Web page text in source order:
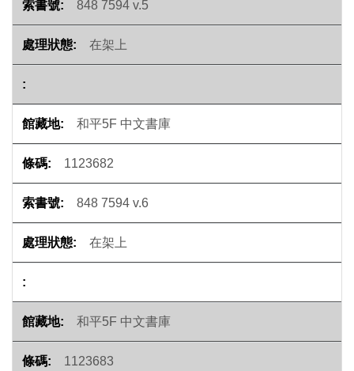
848 7594 v.5
在架上
和平5F 中文書庫
1123682
848 7594 v.6
在架上
和平5F 中文書庫
1123683